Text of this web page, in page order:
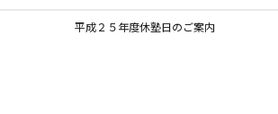
平成２５年度休塾日のご案内